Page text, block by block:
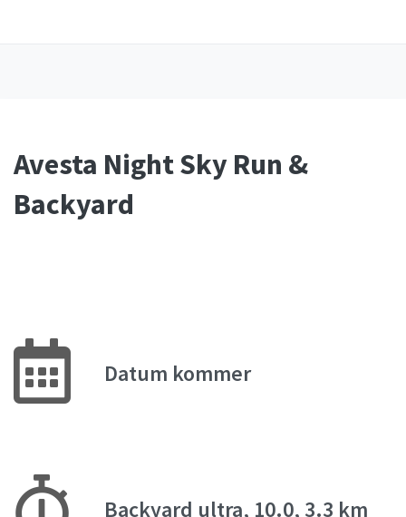
Avesta Night Sky Run &
Backyard
Datum kommer
Backyard ultra, 10.0, 3.3 km